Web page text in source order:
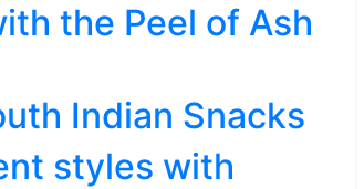
the Peel of Ash
Indian Snacks
styles with